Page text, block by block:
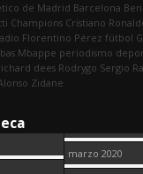
de Madrid Barcelona
Champions Cristiano
Florentino Pérez fútbol
Mbappe periodismo
dees Rodrygo Sergio
Zidane
marzo 2020